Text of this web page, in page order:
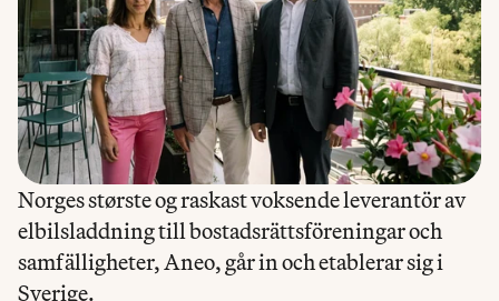
Norges største og raskast voksende leverantör av
elbilsladdning till bostadsrättsföreningar och
samfälligheter, Aneo, går in och etablerar sig i
Sverige.